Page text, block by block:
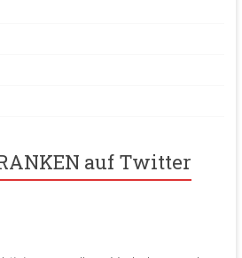
auf Twitter